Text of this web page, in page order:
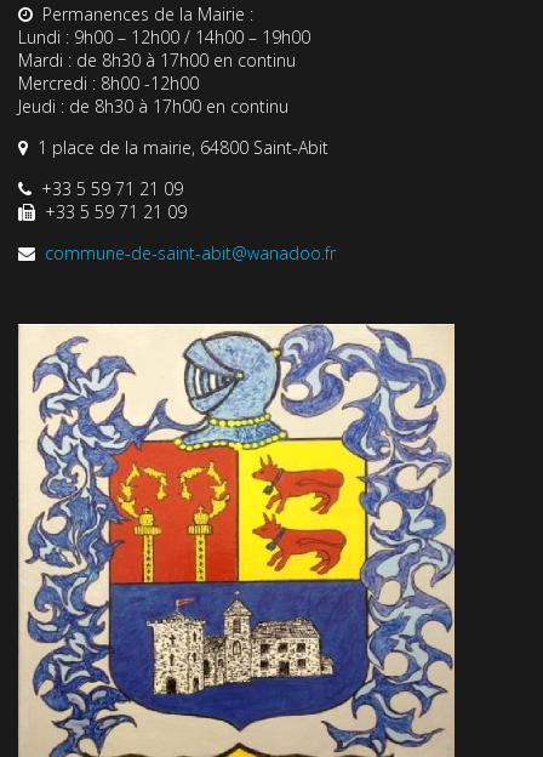
Permanences de la Mairie :
Lundi : 9h00 – 12h00 / 14h00 – 19h00
Mardi : de 8h30 à 17h00 en continu
Mercredi : 8h00 -12h00
Jeudi : de 8h30 à 17h00 en continu
1 place de la mairie, 64800 Saint-Abit
+33 5 59 71 21 09
+33 5 59 71 21 09
commune-de-saint-abit@wanadoo.fr